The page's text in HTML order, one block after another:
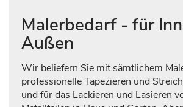
Malerbedarf - für
Außen
Wir beliefern Sie mit sämtlichem
professionelle Tapezieren und
und für das Lackieren und Lasieren